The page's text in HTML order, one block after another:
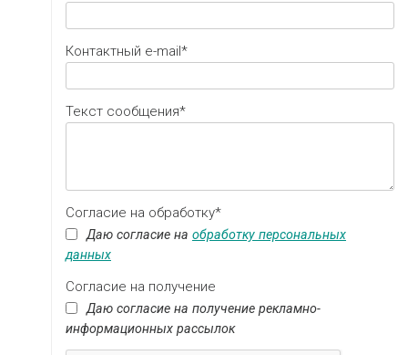
Контактный e-mail*
Текст сообщения*
Согласие на обработку*
Даю согласие на обработку персональных
данных
Согласие на получение
Даю согласие на получение рекламно-
информационных рассылок